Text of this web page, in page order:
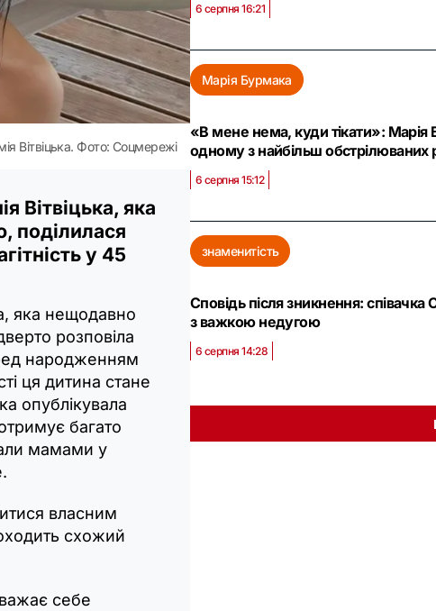
Вітвіцька. Фото: Соцмережі
Вітвіцька, яка
поділилася
у 45
яка нещодавно
розповіла
народженням
ця дитина стане
опублікувала
багато
мамами у
власним
схожий
себе
6 серпня 16:21
Марія Бурмака
«В мене нема, куди тікати»: Марія
одному з найбільш обстрілюваних
6 серпня 15:12
знаменитість
Сповідь після зникнення:
з важкою недугою
6 серпня 14:28